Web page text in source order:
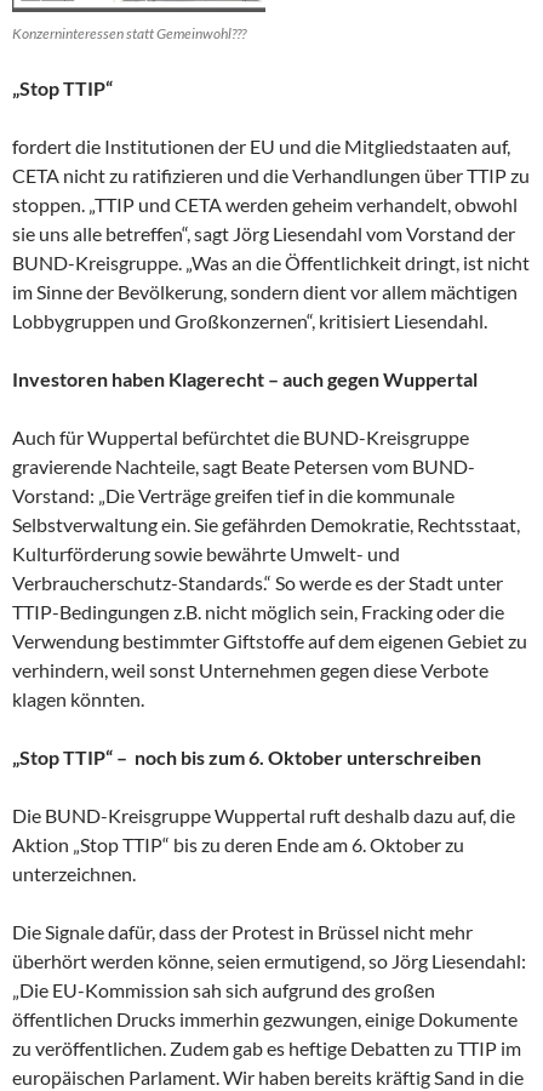
Konzerninteressen statt Gemeinwohl???
„Stop TTIP“
fordert die Institutionen der EU und die Mitgliedstaaten auf,
CETA nicht zu ratifizieren und die Verhandlungen über TTIP zu
stoppen. „TTIP und CETA werden geheim verhandelt, obwohl
sie uns alle betreffen“, sagt Jörg Liesendahl vom Vorstand der
BUND-Kreisgruppe. „Was an die Öffentlichkeit dringt, ist nicht
im Sinne der Bevölkerung, sondern dient vor allem mächtigen
Lobbygruppen und Großkonzernen“, kritisiert Liesendahl.
Investoren haben Klagerecht – auch gegen Wuppertal
Auch für Wuppertal befürchtet die BUND-Kreisgruppe
gravierende Nachteile, sagt Beate Petersen vom BUND-
Vorstand: „Die Verträge greifen tief in die kommunale
Selbstverwaltung ein. Sie gefährden Demokratie, Rechtsstaat,
Kulturförderung sowie bewährte Umwelt- und
Verbraucherschutz-Standards.“ So werde es der Stadt unter
TTIP-Bedingungen z.B. nicht möglich sein, Fracking oder die
Verwendung bestimmter Giftstoffe auf dem eigenen Gebiet zu
verhindern, weil sonst Unternehmen gegen diese Verbote
klagen könnten.
„Stop TTIP“ – noch bis zum 6. Oktober unterschreiben
Die BUND-Kreisgruppe Wuppertal ruft deshalb dazu auf, die
Aktion „Stop TTIP“ bis zu deren Ende am 6. Oktober zu
unterzeichnen.
Die Signale dafür, dass der Protest in Brüssel nicht mehr
überhört werden könne, seien ermutigend, so Jörg Liesendahl:
„Die EU-Kommission sah sich aufgrund des großen
öffentlichen Drucks immerhin gezwungen, einige Dokumente
zu veröffentlichen. Zudem gab es heftige Debatten zu TTIP im
europäischen Parlament. Wir haben bereits kräftig Sand in die